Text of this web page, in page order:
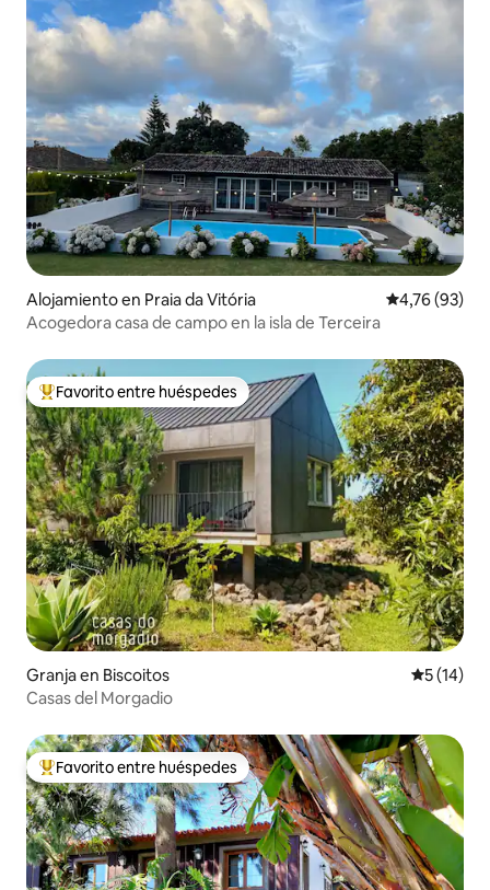
Alojamiento en Praia da Vitória Calificación
4,76 (93)
Acogedora casa de campo en la isla de Terceira
Favorito entre los huéspedes más destacados
Favorito entre huéspedes
Granja en Biscoitos
5 (14)
Casas del Morgadio
Favorito entre los huéspedes más destacados
Favorito entre huéspedes